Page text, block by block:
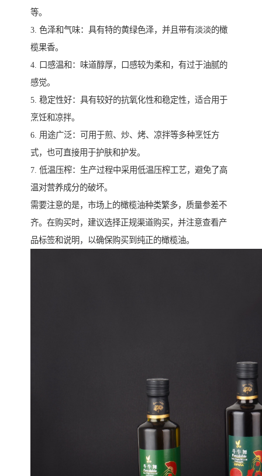
等。
3. 色泽和气味：具有特的黄绿色泽，并且带有淡淡的橄
榄果香。
4. 口感温和：味道醇厚，口感较为柔和，有过于油腻的
感觉。
5. 稳定性好：具有较好的抗氧化性和稳定性，适合用于
烹饪和凉拌。
6. 用途广泛：可用于煎、炒、烤、凉拌等多种烹饪方
式，也可直接用于护肤和护发。
7. 低温压榨：生产过程中采用低温压榨工艺，避免了高
温对营养成分的破坏。
需要注意的是，市场上的橄榄油种类繁多，质量参差不
齐。在购买时，建议选择正规渠道购买，并注意查看产
品标签和说明，以确保购买到纯正的橄榄油。